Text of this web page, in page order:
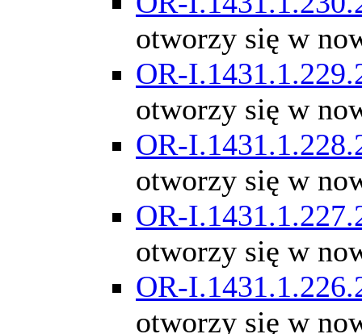
otworzy się w
OR-
otworzy się w
OR-
otworzy się w
OR-
otworzy się w
OR-
otworzy się w